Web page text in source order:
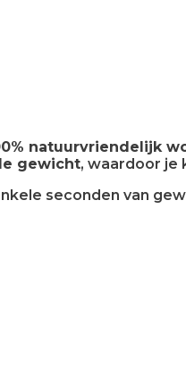
natuurvriendelijk
gewicht, waardoor je
seconden van